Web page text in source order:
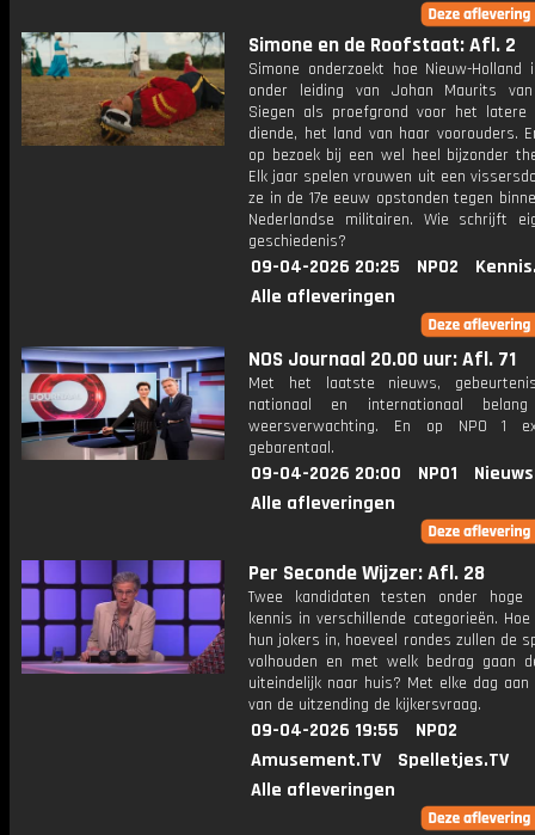
Simone en de Roofstaat: Afl. 2
Simone onderzoekt hoe Nieuw-Holland
onder leiding van Johan Maurits
Siegen als proefgrond voor het latere
diende, het land van haar voorouders.
op bezoek bij een wel heel bijzonder
Elk jaar spelen vrouwen uit een
ze in de 17e eeuw opstonden tegen
Nederlandse militairen. Wie schrijft
geschiedenis?
09-04-2026 20:25 NPO2
Alle afleveringen
NOS Journaal 20.00 uur: Afl. 71
Met het laatste nieuws,
nationaal en internationaal
weersverwachting. En op NPO 1
gebarentaal.
09-04-2026 20:00 NPO1
Alle afleveringen
Per Seconde Wijzer: Afl. 28
Twee kandidaten testen onder hoge
kennis in verschillende categorieën.
hun jokers in, hoeveel rondes zullen de
volhouden en met welk bedrag gaan
uiteindelijk naar huis? Met elke dag
van de uitzending de kijkersvraag.
09-04-2026 19:55
NPO2
Amusement.TV
Spelletjes.TV
Alle afleveringen